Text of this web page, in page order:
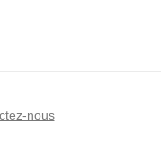
nous